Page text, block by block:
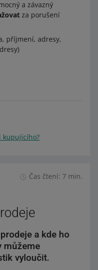
a závazný
za porušení
příjmení, adresy,
kupujícího?
Čas čtení: 7 min.
a kde ho
můžeme
vyloučit.